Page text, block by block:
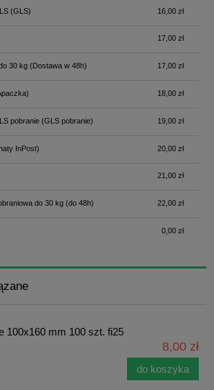
(GLS) 16,00 zł
17,00 zł
30 kg(Dostawa w 48h) 17,00 zł
18,00 zł
pobranie(GLS pobranie) 19,00 zł
InPost) 20,00 zł
21,00 zł
do 30 kg(do 48h) 22,00 zł
0,00 zł
100x160 mm 100 szt. fi25
8,00 zł
do koszyka